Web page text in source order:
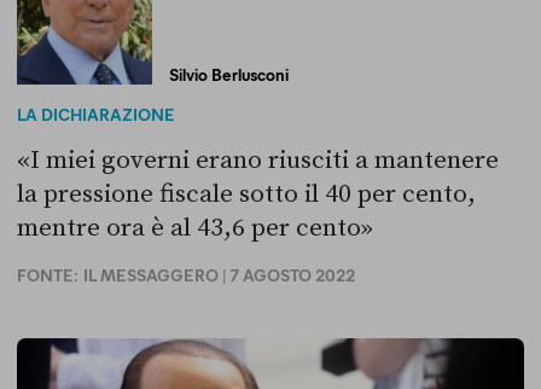
Silvio Berlusconi
LA DICHIARAZIONE
«I miei governi erano riusciti a mantenere
la pressione fiscale sotto il 40 per cento,
mentre ora è al 43,6 per cento»
FONTE: IL MESSAGGERO | 7 AGOSTO 2022